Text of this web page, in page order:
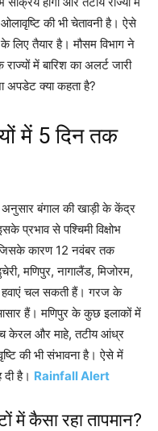
की भी चेतावनी है। ऐसे
लिए तैयार है। मौसम विभाग ने
में बारिश का अलर्ट जारी
अपडेट क्या कहता है?
में 5 दिन तक
अनुसार बंगाल की खाड़ी के केंद्र
प्रभाव से पश्चिमी विक्षोभ
कारण 12 नवंबर तक
मणिपुर, नागालैंड, मिजोरम,
हवाएं चल सकती हैं। गरज के
हैं। मणिपुर के कुछ इलाकों में
केरल और माहे, तटीय आंध्र
की भी संभावना है। ऐसे में
है। Rainfall Alert
में कैसा रहा तापमान?